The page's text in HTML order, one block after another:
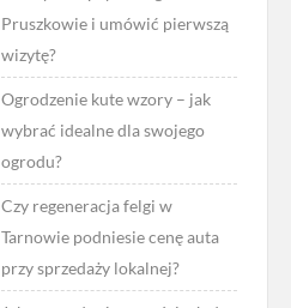
Pruszkowie i umówić pierwszą
wizytę?
Ogrodzenie kute wzory – jak
wybrać idealne dla swojego
ogrodu?
Czy regeneracja felgi w
Tarnowie podniesie cenę auta
przy sprzedaży lokalnej?